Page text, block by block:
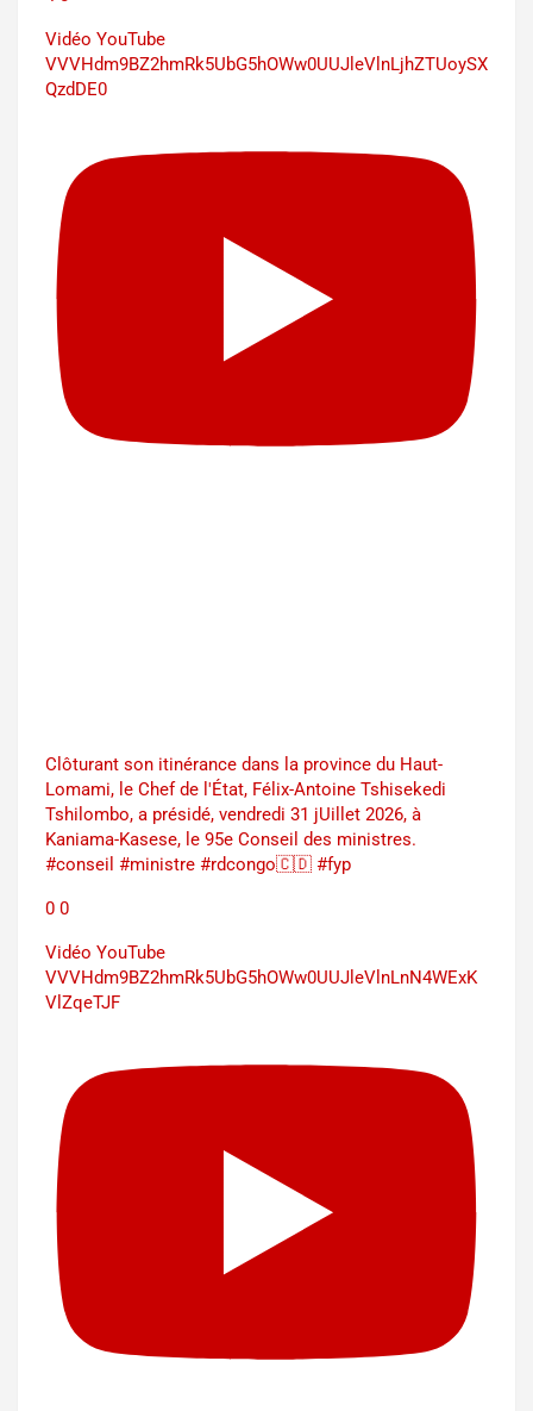
Vidéo YouTube
VVVHdm9BZ2hmRk5UbG5hOWw0UUJleVlnLjhZTUoySX
QzdDE0
Clôturant son itinérance dans la province du Haut-
Lomami, le Chef de l'État, Félix-Antoine Tshisekedi
Tshilombo, a présidé, vendredi 31 jUillet 2026, à
Kaniama-Kasese, le 95e Conseil des ministres.
#conseil #ministre #rdcongo🇨🇩 #fyp
0 0
Vidéo YouTube
VVVHdm9BZ2hmRk5UbG5hOWw0UUJleVlnLnN4WExK
VlZqeTJF